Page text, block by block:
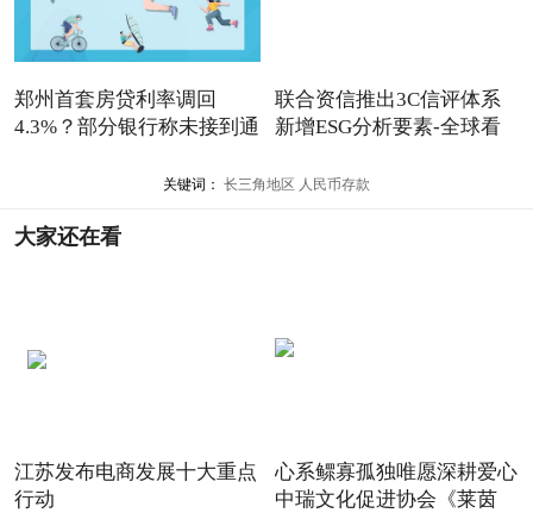
郑州首套房贷利率调回
4.3%？部分银行称未接到通
联合资信推出3C信评体系
新增ESG分析要素-全球看
关键词： 长三角地区 人民币存款
大家还在看
江苏发布电商发展十大重点
行动
心系鳏寡孤独唯愿深耕爱心
中瑞文化促进协会《莱茵